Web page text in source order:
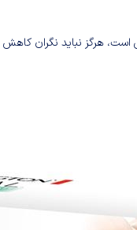
هرگز نباید نگران